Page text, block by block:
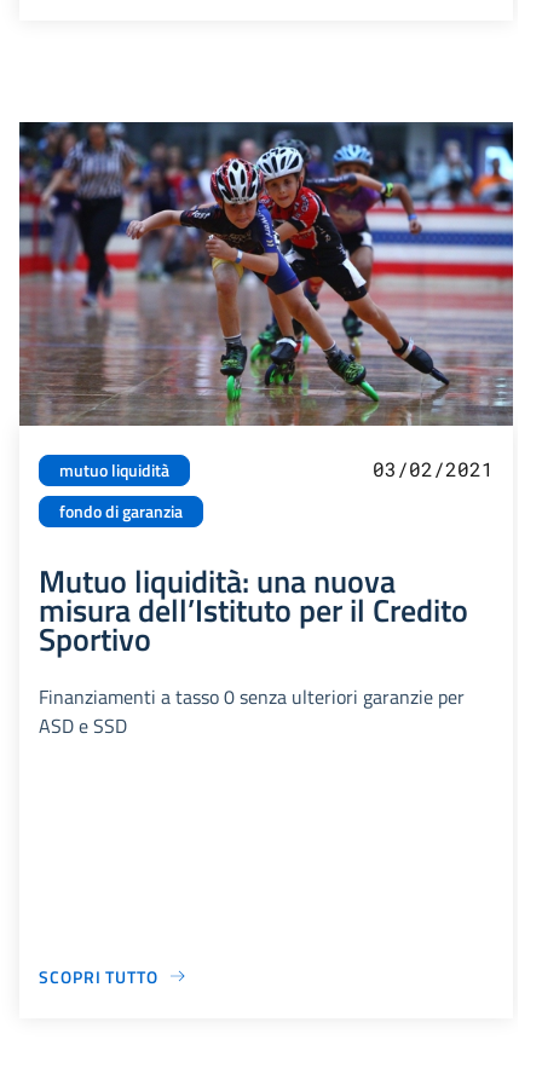
mutuo liquidità
fondo di garanzia
03/02/2021
Mutuo liquidità: una nuova
misura dell’Istituto per il Credito
Sportivo
Finanziamenti a tasso 0 senza ulteriori garanzie per
ASD e SSD
SCOPRI TUTTO